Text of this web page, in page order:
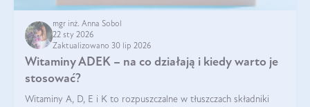
mgr inż. Anna Sobol
22 sty 2026
Zaktualizowano 30 lip 2026
Witaminy ADEK – na co działają i kiedy warto je
stosować?
Witaminy A, D, E i K to rozpuszczalne w tłuszczach składniki